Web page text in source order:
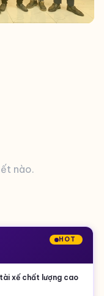
nào.
HOT
xế chất lượng cao